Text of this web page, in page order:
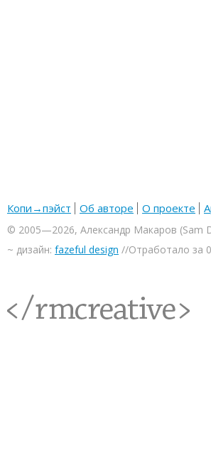
Копи→пэйст Об авторе О проекте
© 2005—2026, Александр Макаров (Sam
~ дизайн: fazeful design //Отработало за
<rmcreative/>